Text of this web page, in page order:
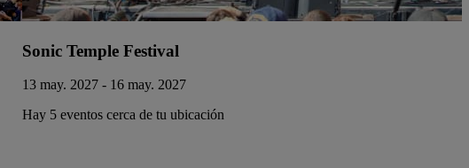
Sonic Temple Festival
13 may. 2027 - 16 may. 2027
Hay 5 eventos cerca de tu ubicación